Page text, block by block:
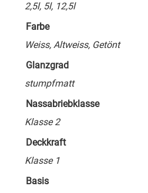
2,5l, 5l, 12,5l
Farbe
Weiss, Altweiss, Getönt
Glanzgrad
stumpfmatt
Nassabriebklasse
Klasse 2
Deckkraft
Klasse 1
Basis